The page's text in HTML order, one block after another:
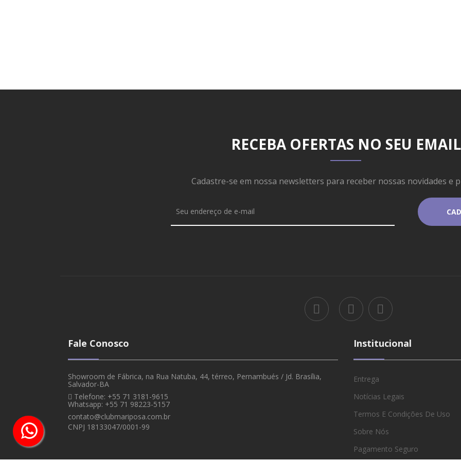
RECEBA OFERTAS NO SEU EMAIL
Cadastre-se em nossa newsletters para receber nossas novidades e
Fale Conosco
Showroom de Fábrica, na Rua Natuba, 44, térreo, Pernambués / Jd. Brasília,
Salvador-BA
Telefone: +55 71 3181-9615
Whatsapp: +55 71 98223-5157
contato@clubmariposa.com.br
CNPJ 18133047/0001-99
Institucional
Entrega
Notícias Legais
Termos E Condições De Uso
Sobre Nós
Pagamento Seguro